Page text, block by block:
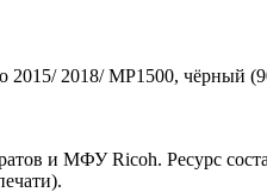
2018/ MP1500, чёрный
и МФУ Ricoh. Ресурс